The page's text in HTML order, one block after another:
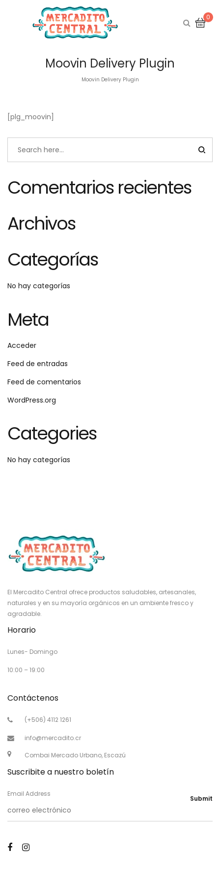
0
Moovin Delivery Plugin
Moovin Delivery Plugin
[plg_moovin]
Comentarios recientes
Archivos
Categorías
No hay categorías
Meta
Acceder
Feed de entradas
Feed de comentarios
WordPress.org
Categories
No hay categorías
El Mercadito Central ofrece productos saludables, artesanales,
naturales y en su mayoría orgánicos en un ambiente fresco y
agradable.
Horario
Lunes- Domingo
10:00 – 19:00
Contáctenos
(+506) 4112 1261
info@mercadito.cr
Combai Mercado Urbano, Escazú
Suscribite a nuestro boletín
Email Address
Submit